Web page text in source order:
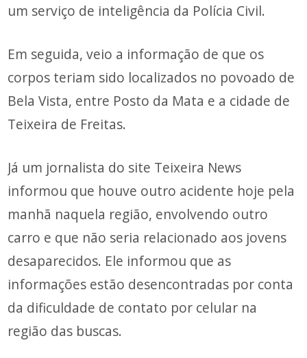
um serviço de inteligência da Polícia Civil.
Em seguida, veio a informação de que os
corpos teriam sido localizados no povoado de
Bela Vista, entre Posto da Mata e a cidade de
Teixeira de Freitas.
Já um jornalista do site Teixeira News
informou que houve outro acidente hoje pela
manhã naquela região, envolvendo outro
carro e que não seria relacionado aos jovens
desaparecidos. Ele informou que as
informações estão desencontradas por conta
da dificuldade de contato por celular na
região das buscas.